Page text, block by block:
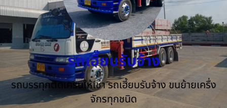
รถเฮี๊ยบรับจ้าง
รถบรรทุกติดเครนให้เช่า รถเฮี้ยบรับจ้าง ขนย้ายเครื่ง
จักรทุกชนิด